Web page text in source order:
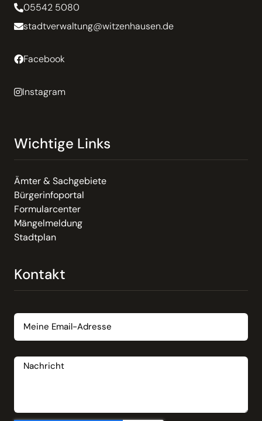
05542 5080
stadtverwaltung@witzenhausen.de
Facebook
Instagram
Wichtige Links
Ämter & Sachgebiete
Bürgerinfoportal
Formularcenter
Mängelmeldung
Stadtplan
Kontakt